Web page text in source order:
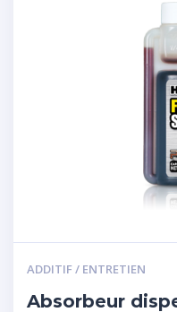
ADDITIF / ENTRETIEN
Absorbeur